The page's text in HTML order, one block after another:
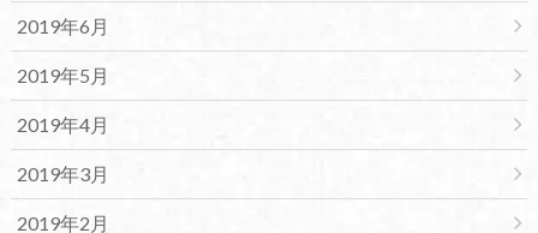
2019年6月
2019年5月
2019年4月
2019年3月
2019年2月